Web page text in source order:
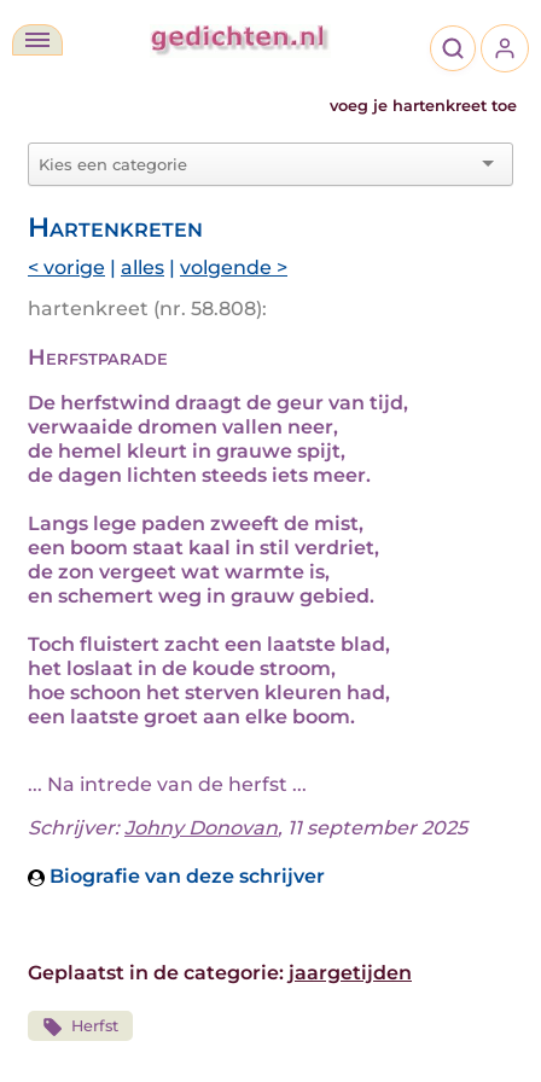
voeg je hartenkreet toe
Hartenkreten
< vorige | alles | volgende >
hartenkreet (nr. 58.808):
Herfstparade
De herfstwind draagt de geur van tijd,
verwaaide dromen vallen neer,
de hemel kleurt in grauwe spijt,
de dagen lichten steeds iets meer.
Langs lege paden zweeft de mist,
een boom staat kaal in stil verdriet,
de zon vergeet wat warmte is,
en schemert weg in grauw gebied.
Toch fluistert zacht een laatste blad,
het loslaat in de koude stroom,
hoe schoon het sterven kleuren had,
een laatste groet aan elke boom.
... Na intrede van de herfst ...
Schrijver:Johny Donovan, 11 september 2025
Biografie van deze schrijver
Geplaatst in de categorie: jaargetijden
Herfst